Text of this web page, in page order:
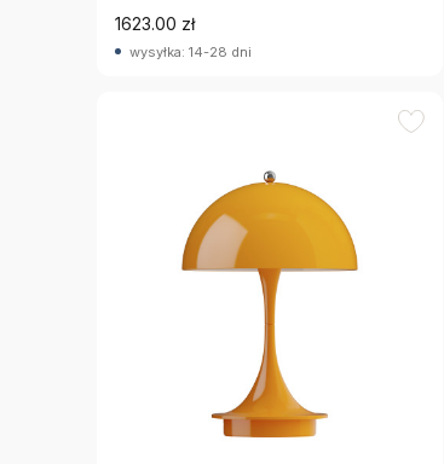
1623.00 zł
wysyłka: 14-28 dni